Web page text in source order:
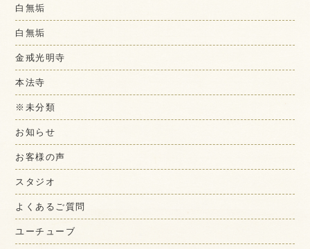
白無垢
白無垢
金戒光明寺
本法寺
※未分類
お知らせ
お客様の声
スタジオ
よくあるご質問
ユーチューブ